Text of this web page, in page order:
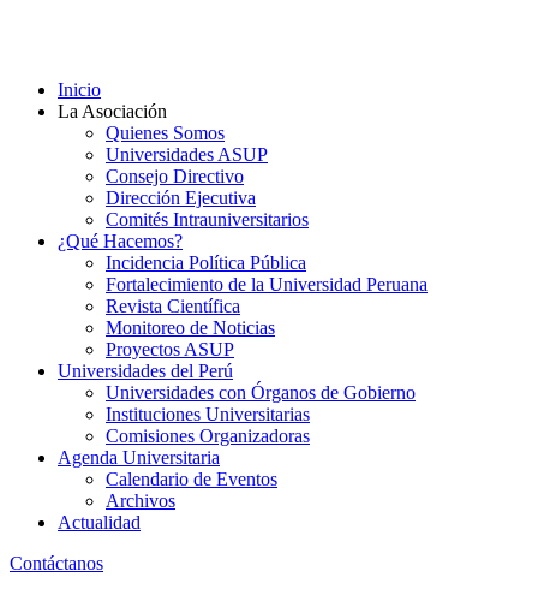
Inicio
La Asociación
Quienes Somos
Universidades ASUP
Consejo Directivo
Dirección Ejecutiva
Comités Intrauniversitarios
¿Qué Hacemos?
Incidencia Política Pública
Fortalecimiento de la Universidad Peruana
Revista Científica
Monitoreo de Noticias
Proyectos ASUP
Universidades del Perú
Universidades con Órganos de Gobierno
Instituciones Universitarias
Comisiones Organizadoras
Agenda Universitaria
Calendario de Eventos
Archivos
Actualidad
Contáctanos